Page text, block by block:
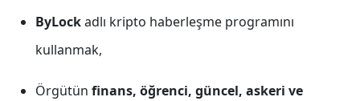
ByLockadlı kripto haberleşme programını
kullanmak,
Örgütün finans, öğrenci, güncel, askeri ve